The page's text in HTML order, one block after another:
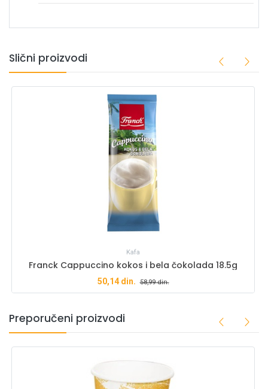
Slični proizvodi
Kafa
Franck Cappuccino kokos i bela čokolada 18.5g
50,14din. 58,99din.
Preporučeni proizvodi